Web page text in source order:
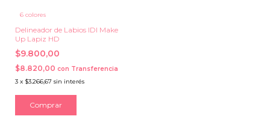
6 colores
Delineador de Labios IDI Make
Up Lapiz HD
$9.800,00
$8.820,00 con Transferencia
3 x $3.266,67 sin interés
Comprar